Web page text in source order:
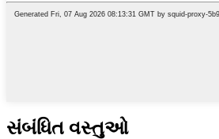
સંબંધિત વસ્તુઓ